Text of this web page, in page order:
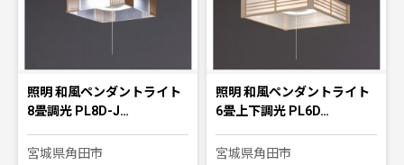
照明 和風ペンダントライト
8畳調光 PL8D-J…
宮城県角田市
照明 和風ペンダントライト
6畳上下調光 PL6D…
宮城県角田市